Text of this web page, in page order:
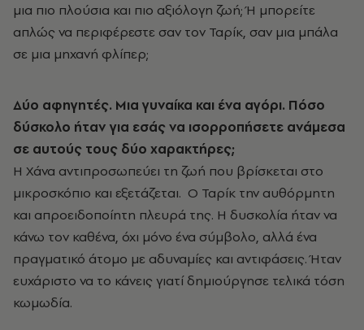
μια πιο πλούσια και πιο αξιόλογη ζωή; Ή μπορείτε
απλώς να περιφέρεστε σαν τον Ταρίκ, σαν μια μπάλα
σε μια μηχανή φλίπερ;
Δύο αφηγητές. Μια γυναίκα και ένα αγόρι. Πόσο
δύσκολο ήταν για εσάς να ισορροπήσετε ανάμεσα
σε αυτούς τους δύο χαρακτήρες;
Η Χάνα αντιπροσωπεύει τη ζωή που βρίσκεται στο
μικροσκόπιο και εξετάζεται. Ο Ταρίκ την αυθόρμητη
και απροειδοποίητη πλευρά της. Η δυσκολία ήταν να
κάνω τον καθένα, όχι μόνο ένα σύμβολο, αλλά ένα
πραγματικό άτομο με αδυναμίες και αντιφάσεις. Ήταν
ευχάριστο να το κάνεις γιατί δημιούργησε τελικά τόση
κωμωδία.